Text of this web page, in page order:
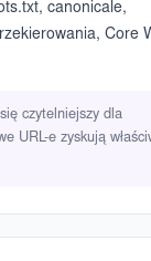
canonicale,
Core
czytelniejszy dla
URL-e zyskują